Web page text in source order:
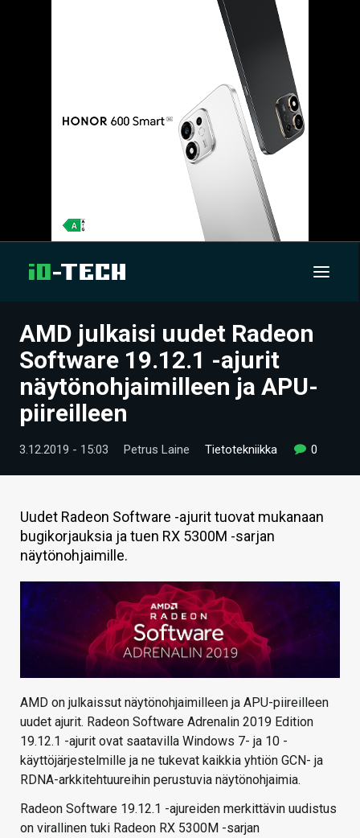
UUTISET
ARTIKKELIT
VIDEOT
TECHBBS
HINTA.FI
KAUPPA
VAIHDA TEEMA
HAKU
AMD julkaisi uudet Radeon
Software 19.12.1 -ajurit
näytönohjaimilleen ja APU-
piireilleen
3.12.2019 - 15:03 Petrus Laine Tietotekniikka 0
Uudet Radeon Software -ajurit tuovat mukanaan
bugikorjauksia ja tuen RX 5300M -sarjan
näytönohjaimille.
AMD on julkaissut näytönohjaimilleen ja APU-piireilleen
uudet ajurit. Radeon Software Adrenalin 2019 Edition
19.12.1 -ajurit ovat saatavilla Windows 7- ja 10 -
käyttöjärjestelmille ja ne tukevat kaikkia yhtiön GCN- ja
RDNA-arkkitehtuureihin perustuvia näytönohjaimia.
Radeon Software 19.12.1 -ajureiden merkittävin uudistus
on virallinen tuki Radeon RX 5300M -sarjan